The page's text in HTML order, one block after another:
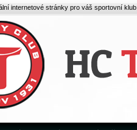
internetové stránky pro váš sportovní klub